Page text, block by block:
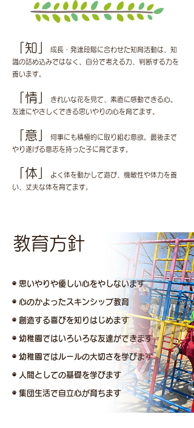
「知」
成長・発達段階に合わせた知育活動は、知
識の詰め込みではなく、自分で考える力、判断する力を
養います。
「情」 きれいな花を見て、素直に感動できる心。
友達にやさ しくできる思いやりの心を育てます。
「意」
何事にも積極的に取り組む意欲。最後まで
やり遂げる意志を持った子に育てます。
「体」
よく体を動かして遊び、機敏性や体力を養
い、丈夫な体を育てます。
教育方針
◉ 思いやりや優しい心をやしないます
◉ 心のかよったスキンシップ教育
◉ 創造する喜びを知りはじめます
◉ 幼稚園ではいろいろな友達ができます
◉ 幼稚園ではルールの大切さを学びます
◉ 人間としての基礎を学びます
◉ 集団生活で自立心が育ちます